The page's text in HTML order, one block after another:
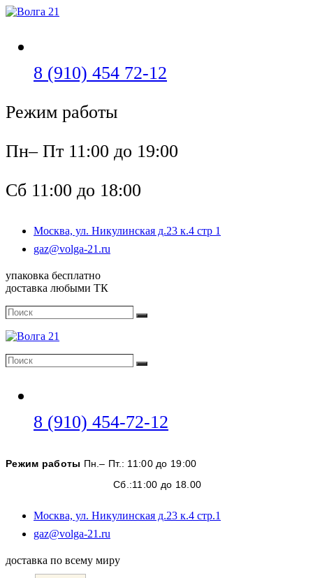
Перейти
8 (910) 454 72-12
Режим работы
Пн– Пт 11:00 до 19:00
Сб 11:00 до 18:00
Москва, ул. Никулинская д.23 к.4 стр 1
gaz@volga-21.ru
упаковка бесплатно
доставка любыми ТК
Поиск
Поиск
Поиск
Поиск
8 (910) 454-72-12
вашем
приложении
Режим работы Пн.– Пт.: 11:00 до 19:00
Сб.:11:00 до 18.00
Москва, ул. Никулинская д.23 к.4 стр.1
gaz@volga-21.ru
вашем
доставка по всему миру